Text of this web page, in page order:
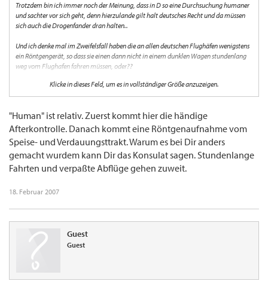
Trotzdem bin ich immer noch der Meinung, dass in D so eine Durchsuchung humaner
und sachter vor sich geht, denn hierzulande gilt halt deutsches Recht und da müssen
sich auch die Drogenfander dran halten..
Und ich denke mal im Zweifelsfall haben die an allen deutschen Flughäfen wenigstens
ein Röntgengerät, so dass sie einen dann nicht in einem dunklen Wagen stundenlang
weg vom Flughafen fahren müssen, oder??
Der WellensittichKlicke in dieses Feld, um es in vollständiger Größe anzuzeigen.
"Human" ist relativ. Zuerst kommt hier die händige
Afterkontrolle. Danach kommt eine Röntgenaufnahme vom
Speise- und Verdauungsttrakt. Warum es bei Dir anders
gemacht wurdem kann Dir das Konsulat sagen. Stundenlange
Fahrten und verpaßte Abflüge gehen zuweit.
18. Februar 2007
Guest
Guest